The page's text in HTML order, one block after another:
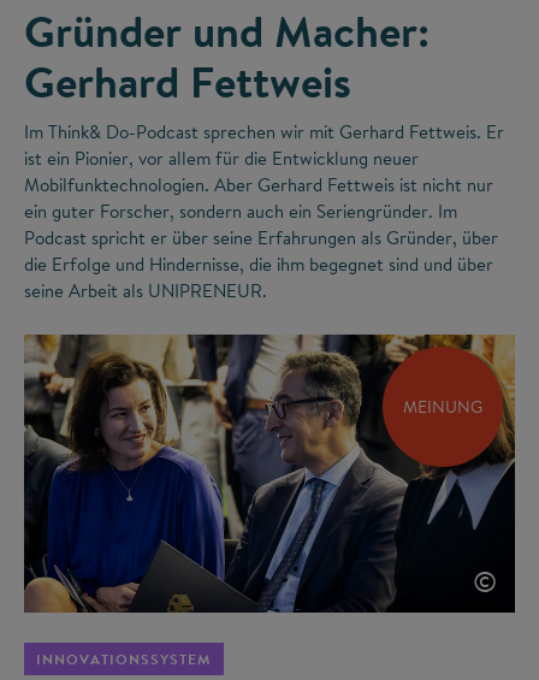
Gründer und Macher:
Gerhard Fettweis
Im Think& Do-Podcast sprechen wir mit Gerhard Fettweis. Er
ist ein Pionier, vor allem für die Entwicklung neuer
Mobilfunktechnologien. Aber Gerhard Fettweis ist nicht nur
ein guter Forscher, sondern auch ein Seriengründer. Im
Podcast spricht er über seine Erfahrungen als Gründer, über
die Erfolge und Hindernisse, die ihm begegnet sind und über
seine Arbeit als UNIPRENEUR.
MEINUNG
©
INNOVATIONSSYSTEM